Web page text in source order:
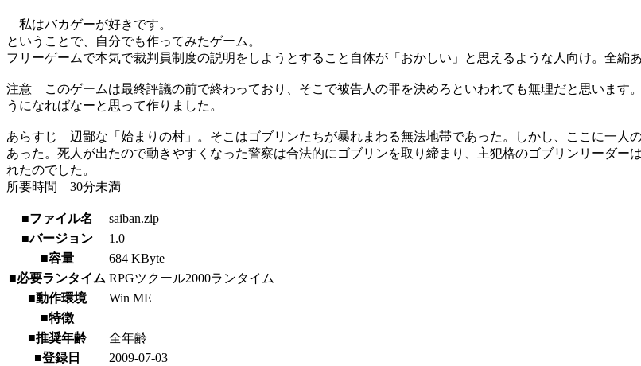
私はバカゲーが好きです。
ということで、自分でも作ってみたゲーム。
フリーゲームで本気で裁判員制度の説明をしようとすること自体が「おかしい」と思えるような人向け。全編
注意 このゲームは最終評議の前で終わっており、そこで被告人の罪を決めろといわれても無理だと思います
うになればなーと思って作りました。
あらすじ 辺鄙な「始まりの村」。そこはゴブリンたちが暴れまわる無法地帯であった。しかし、ここに一人
あった。死人が出たので動きやすくなった警察は合法的にゴブリンを取り締まり、主犯格のゴブリンリーダ
れたのでした。
所要時間 30分未満
■ファイル名
saiban.zip
■バージョン
1.0
■容量
684 KByte
■必要ランタイム RPGツクール2000ランタイム
■動作環境
Win ME
■特徴
■推奨年齢
全年齢
■登録日
2009-07-03